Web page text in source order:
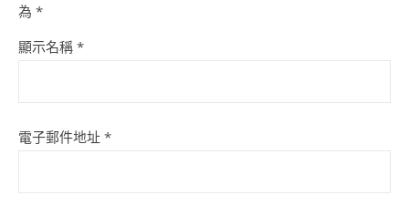
為 *
顯示名稱 *
電子郵件地址 *